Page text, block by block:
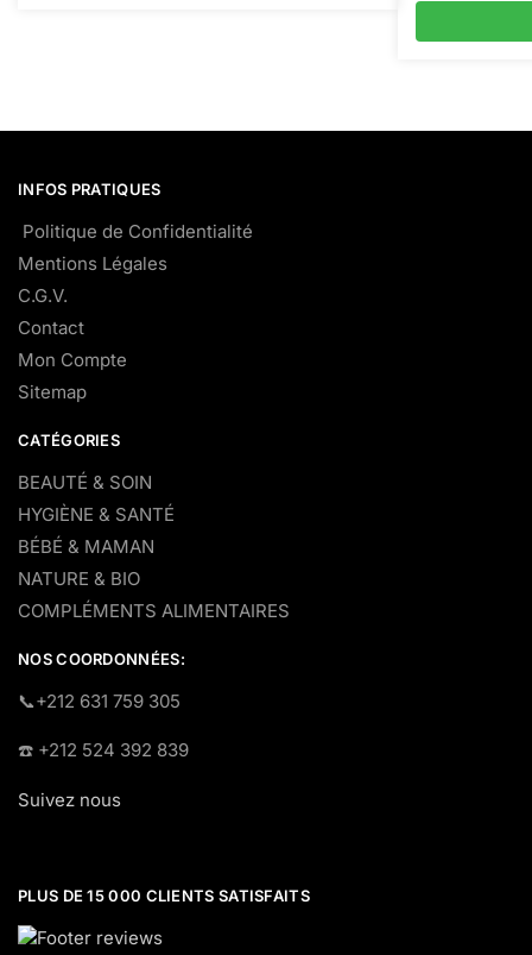
INFOS PRATIQUES
Politique de Confidentialité
Mentions Légales
C.G.V.
Contact
Mon Compte
Sitemap
CATÉGORIES
BEAUTÉ & SOIN
HYGIÈNE & SANTÉ
BÉBÉ & MAMAN
NATURE & BIO
COMPLÉMENTS ALIMENTAIRES
NOS COORDONNÉES:
​📞+212 631 759 305
☎️​ +212 524 392 839
Suivez nous
PLUS DE 15 000 CLIENTS SATISFAITS